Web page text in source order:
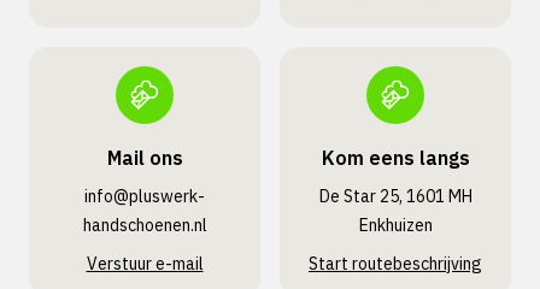
Mail ons
info@pluswerk­
handschoenen.nl
Verstuur e-mail
Kom eens langs
De Star 25, 1601 MH
Enkhuizen
Start routebeschrijving